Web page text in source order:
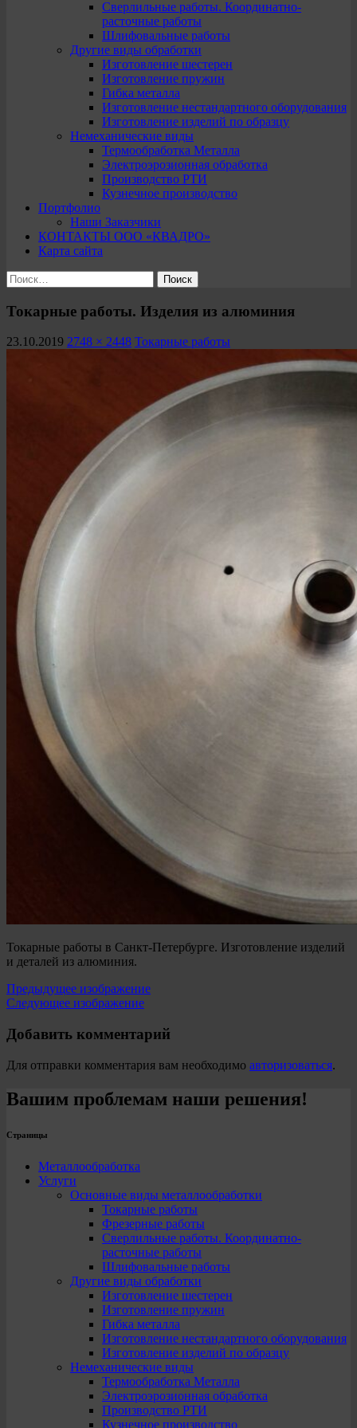
Сверлильные работы. Координатно-
расточные работы
Шлифовальные работы
Другие виды обработки
Изготовление шестерен
Изготовление пружин
Гибка металла
Изготовление нестандартного оборудования
Изготовление изделий по образцу
Немеханические виды
Термообработка Металла
Электроэрозионная обработка
Производство РТИ
Кузнечное производство
Портфолио
Наши Заказчики
КОНТАКТЫ ООО «КВАДРО»
Карта сайта
Найти:
Токарные работы. Изделия из алюминия
23.10.2019 2748 × 2448 Токарные работы
Токарные работы в Санкт-Петербурге. Изготовление изделий
и деталей из алюминия.
Предыдущее изображение
Следующее изображение
Добавить комментарий
Для отправки комментария вам необходимо авторизоваться.
Вашим проблемам наши решения!
Страницы
Металлообработка
Услуги
Основные виды металлообработки
Токарные работы
Фрезерные работы
Сверлильные работы. Координатно-
расточные работы
Шлифовальные работы
Другие виды обработки
Изготовление шестерен
Изготовление пружин
Гибка металла
Изготовление нестандартного оборудования
Изготовление изделий по образцу
Немеханические виды
Термообработка Металла
Электроэрозионная обработка
Производство РТИ
Кузнечное производство